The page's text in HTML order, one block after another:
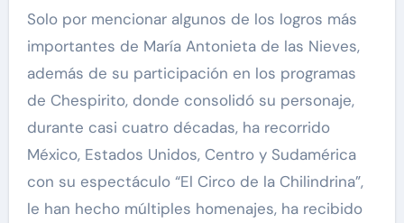
Solo por mencionar algunos de los logros más
importantes de María Antonieta de las Nieves,
además de su participación en los programas
de Chespirito, donde consolidó su personaje,
durante casi cuatro décadas, ha recorrido
México, Estados Unidos, Centro y Sudamérica
con su espectáculo “El Circo de la Chilindrina”,
le han hecho múltiples homenajes, ha recibido